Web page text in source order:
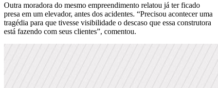
Outra moradora do mesmo empreendimento relatou já ter ficado
presa em um elevador, antes dos acidentes. “Precisou acontecer uma
tragédia para que tivesse visibilidade o descaso que essa construtora
está fazendo com seus clientes”, comentou.